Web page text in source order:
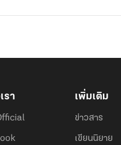
รา เพิ่มเติม
ข่าวสาร
เขียนนิยาย